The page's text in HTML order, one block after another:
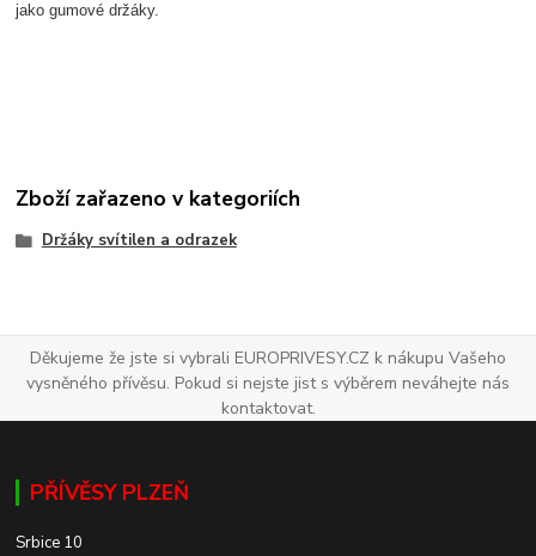
jako gumové držáky.
Zboží zařazeno v kategoriích
Držáky svítilen a odrazek
Děkujeme že jste si vybrali EUROPRIVESY.CZ k nákupu Vašeho
vysněného přívěsu. Pokud si nejste jist s výběrem neváhejte nás
kontaktovat.
PŘÍVĚSY PLZEŇ
Srbice 10